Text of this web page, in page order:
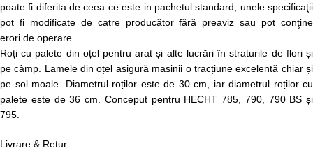
poate fi diferita de ceea ce este in pachetul standard, unele specificaţii
pot fi modificate de catre producător fără preaviz sau pot conţine
erori de operare.
Roți cu palete din oțel pentru arat și alte lucrări în straturile de flori și
pe câmp. Lamele din oțel asigură mașinii o tracțiune excelentă chiar și
pe sol moale. Diametrul roților este de 30 cm, iar diametrul roților cu
palete este de 36 cm. Conceput pentru HECHT 785, 790, 790 BS și
795.
Livrare & Retur